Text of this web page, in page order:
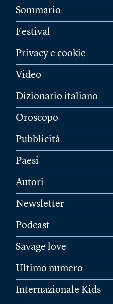
Sommario
Festival
Privacy e cookie
Video
Dizionario italiano
Oroscopo
Pubblicità
Paesi
Autori
Newsletter
Podcast
Savage love
Ultimo numero
Internazionale Kids